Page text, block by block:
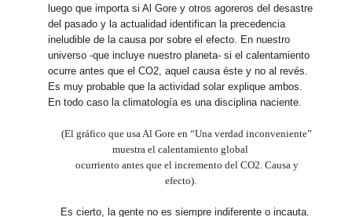
luego que importa si Al Gore y otros agoreros del desastre
del pasado y la actualidad identifican la precedencia
ineludible de la causa por sobre el efecto. En nuestro
universo -que incluye nuestro planeta- si el calentamiento
ocurre antes que el CO2, aquel causa éste y no al revés.
Es muy probable que la actividad solar explique ambos.
En todo caso la climatología es una disciplina naciente.
(El gráfico que usa Al Gore en “Una verdad inconveniente”
muestra el calentamiento global
ocurriento antes que el incremento del CO2. Causa y
efecto).
Es cierto, la gente no es siempre indiferente o incauta.